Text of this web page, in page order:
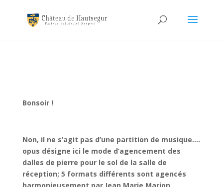
Bonsoir !
Non, il ne s’agit pas d’une partition de musique….
opus désigne ici le mode d’agencement des
dalles de pierre pour le sol de la salle de
réception; 5 formats différents sont agencés